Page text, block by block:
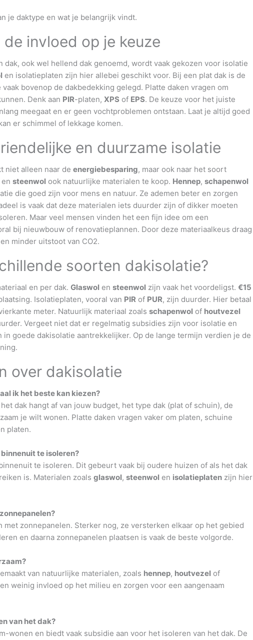
je daktype en wat je belangrijk vindt.
invloed op je keuze
ook wel hellend dak genoemd, wordt vaak gekozen voor isolatie
en isolatieplaten zijn hier allebei geschikt voor. Bij een plat dak is de
bovenop de dakbedekking gelegd. Platte daken vragen om
Denk aan PIR-platen, XPS of EPS. De keuze voor het juiste
meegaat en er geen vochtproblemen ontstaan. Laat je altijd goed
er schimmel of lekkage komen.
en duurzame isolatie
niet alleen naar de energiebesparing, maar ook naar het soort
en steenwol ook natuurlijke materialen te koop. Hennep, schapenwol
die goed zijn voor mens en natuur. Ze ademen beter en zorgen
is vaak dat deze materialen iets duurder zijn of dikker moeten
Maar veel mensen vinden het een fijn idee om een
bij nieuwbouw of renovatieplannen. Door deze materiaalkeus draag
minder uitstoot van CO2.
soorten dakisolatie?
en per dak. Glaswol en steenwol zijn vaak het voordeligst. €15
Isolatieplaten, vooral van PIR of PUR, zijn duurder. Hier betaal
meter. Natuurlijk materiaal zoals schapenwol of houtvezel
Vergeet niet dat er regelmatig subsidies zijn voor isolatie en
goede dakisolatie aantrekkelijker. Op de lange termijn verdien je de
over dakisolatie
ik het beste kan kiezen?
dak hangt af van jouw budget, het type dak (plat of schuin), de
je wilt wonen. Platte daken vragen vaker om platen, schuine
platen.
te isoleren?
te isoleren. Dit gebeurt vaak bij oudere huizen of als het dak
is. Materialen zoals glaswol, steenwol en isolatieplaten zijn hier
met zonnepanelen. Sterker nog, ze versterken elkaar op het gebied
en daarna zonnepanelen plaatsen is vaak de beste volgorde.
van natuurlijke materialen, zoals hennep, houtvezel of
weinig invloed op het milieu en zorgen voor een aangenaam
van het dak?
wonen en biedt vaak subsidie aan voor het isoleren van het dak. De